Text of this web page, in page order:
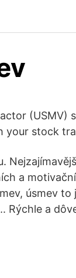
stock
a
úsmev to
Rýchle a